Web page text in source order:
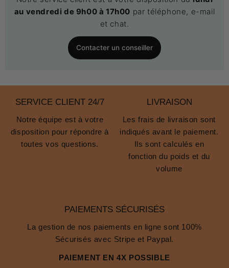
au vendredi de 9h00 à 17h00 par téléphone, e-mail
et chat.
Contacter un conseiller
SERVICE CLIENT 24/7
Notre équipe est à votre
disposition pour répondre à
toutes vos questions.
LIVRAISON
Les frais de livraison sont
indiqués avant le paiement.
Ils sont calculés en
fonction du poids et du
volume
PAIEMENTS SÉCURISÉS
La gestion de nos paiements en ligne sont 100%
Sécurisés avec Stripe et Paypal.
PAIEMENT EN 4X POSSIBLE